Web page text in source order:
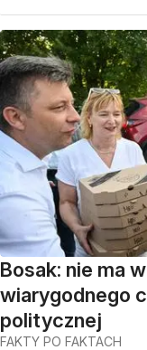
Bosak: nie ma
wiarygodnego
politycznej
FAKTY PO FAKTACH